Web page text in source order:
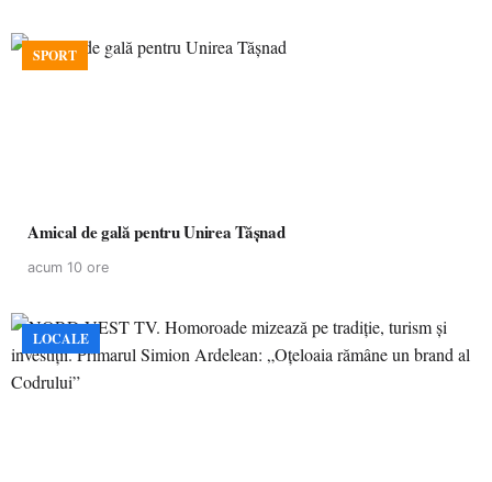
SPORT
Amical de gală pentru Unirea Tășnad
acum 10 ore
LOCALE